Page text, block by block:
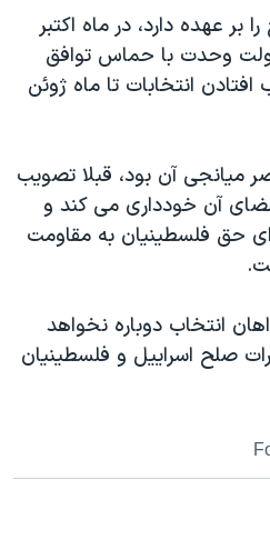
«سی‌پک»عهده دارد، در ماه اکتبر
وحدت با حماس توافق
انتخابات تا ماه ژوئن
میانجی آن بود، قبلا تصویب
آن خودداری می کند و
حق فلسطینیان به مقاومت
انتخاب دوباره نخواهد
صلح اسراییل و فلسطینیان